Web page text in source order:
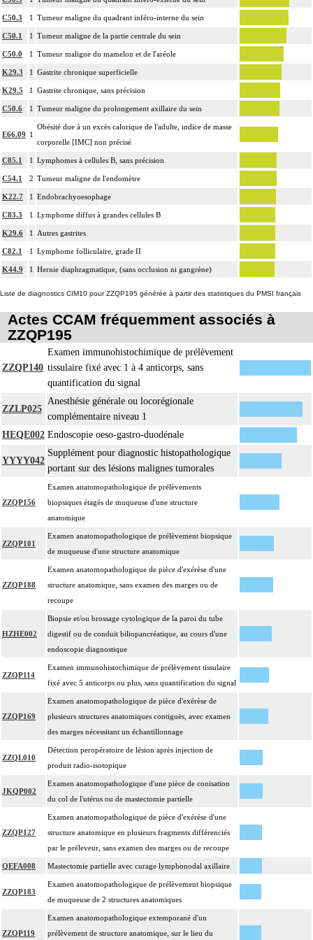
empreinte par apposition cellulaire
écrasis cellulaire
L'examen anatomopathologique, inclut : l'examen macroscopique et
microscopique de pièce d'exérèse
L'examen anatomopathologique d'un organe inclut : l'examen du feuillet
viscéral de son éventuelle séreuse
L'examen anatomopathologique de pièce d'exérèse inclut : l'échantillonnage, la
fixation, l'inclusion, la préparation microscopique avec une coloration standard
à base d'hémalun ou d'hématoxyline-éosine ou de phloxine avec ou sans safran,
avec ou sans photographie, l'interprétation, les éventuels réexamens aux divers
Avec ou sans : coloration spéciale
coupes sériées
empreinte par apposition cellulaire
écrasis cellulaire
un seul acte peut être facturé que l'exérèse soit monobloc ou en fragments non
différenciés par le préleveur, partielle ou totale, pour chaque structure
anatomique
Par organe profond, on entend : tout organe ou toute structure non vasculaire,
de localisation intrathoracique ou intraabdominale.
Par organe superficiel, on entend : tout organe ou toute structure non
vasculaire, en dehors de ces localisations.
Par cible, on entend : lésion individualisée à prélever, quel que soit le nombre
de ponctions ou de biopsies effectuées à son niveau.
C50.3 1 Tumeur maligne du quadrant inféro-interne du sein
C50.1 1 Tumeur maligne de la partie centrale du sein
C50.0 1 Tumeur maligne du mamelon et de l'aréole
K29.3 1 Gastrite chronique superficielle
K29.5 1 Gastrite chronique, sans précision
C50.6 1 Tumeur maligne du prolongement axillaire du sein
E66.09 1
Obésité due à un excès calorique de l'adulte, indice de masse
corporelle [IMC] non précisé
C85.1 1 Lymphomes à cellules B, sans précision
C54.1 2 Tumeur maligne de l'endomètre
K22.7 1 Endobrachyoesophage
C83.3 1 Lymphome diffus à grandes cellules B
K29.6 1 Autres gastrites
C82.1 1 Lymphome folliculaire, grade II
K44.9 1 Hernie diaphragmatique, (sans occlusion ni gangrène)
Liste de diagnostics CIM10 pour ZZQP195 générée à partir des statistiques du PMSI français
Actes CCAM fréquemment associés à
ZZQP195
ZZQP140
Examen immunohistochimique de prélèvement
tissulaire fixé avec 1 à 4 anticorps, sans
quantification du signal
ZZLP025
Anesthésie générale ou locorégionale
complémentaire niveau 1
HEQE002 Endoscopie oeso-gastro-duodénale
YYYY042
Supplément pour diagnostic histopathologique
portant sur des lésions malignes tumorales
ZZQP156
Examen anatomopathologique de prélèvements
biopsiques étagés de muqueuse d'une structure
anatomique
ZZQP101
Examen anatomopathologique de prélèvement biopsique
de muqueuse d'une structure anatomique
ZZQP188
Examen anatomopathologique de pièce d'exérèse d'une
structure anatomique, sans examen des marges ou de
recoupe
HZHE002
Biopsie et/ou brossage cytologique de la paroi du tube
digestif ou de conduit biliopancréatique, au cours d'une
endoscopie diagnostique
ZZQP114
Examen immunohistochimique de prélèvement tissulaire
fixé avec 5 anticorps ou plus, sans quantification du signal
ZZQP169
Examen anatomopathologique de pièce d'exérèse de
plusieurs structures anatomiques contiguës, avec examen
des marges nécessitant un échantillonnage
ZZQL010
Détection peropératoire de lésion après injection de
produit radio-isotopique
JKQP002
Examen anatomopathologique d'une pièce de conisation
du col de l'utérus ou de mastectomie partielle
ZZQP127
Examen anatomopathologique de pièce d'exérèse d'une
structure anatomique en plusieurs fragments différenciés
par le préleveur, sans examen des marges ou de recoupe
QEFA008 Mastectomie partielle avec curage lymphonodal axillaire
ZZQP183
Examen anatomopathologique de prélèvement biopsique
de muqueuse de 2 structures anatomiques
ZZQP119
Examen anatomopathologique extemporané d'un
prélèvement de structure anatomique, sur le lieu du